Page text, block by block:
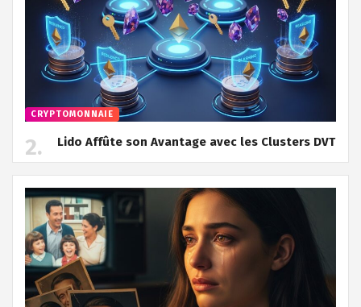
CRYPTOMONNAIE
Lido Affûte son Avantage avec les Clusters DVT